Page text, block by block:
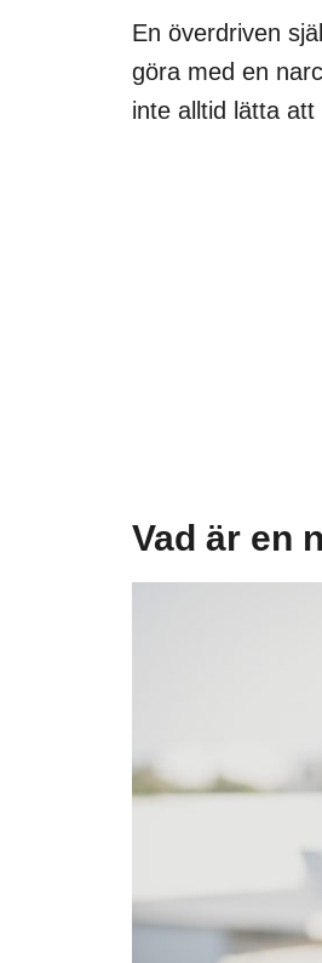
En överdriven
göra med en
inte alltid lätta att
Vad är en